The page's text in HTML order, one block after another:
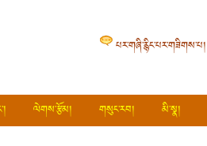
པར་གཞི་རྙིང་པར་གཟིགས་པ།
ལེགས་རྩོམ། གསུང་རབ། མི་སྣ།